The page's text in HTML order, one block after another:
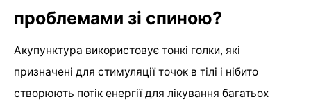
проблемами зі спиною?
Акупунктура використовує тонкі голки, які
призначені для стимуляції точок в тілі і нібито
створюють потік енергії для лікування багатьох